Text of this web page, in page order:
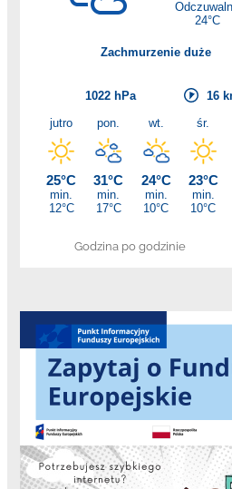
Godzina po godzinie